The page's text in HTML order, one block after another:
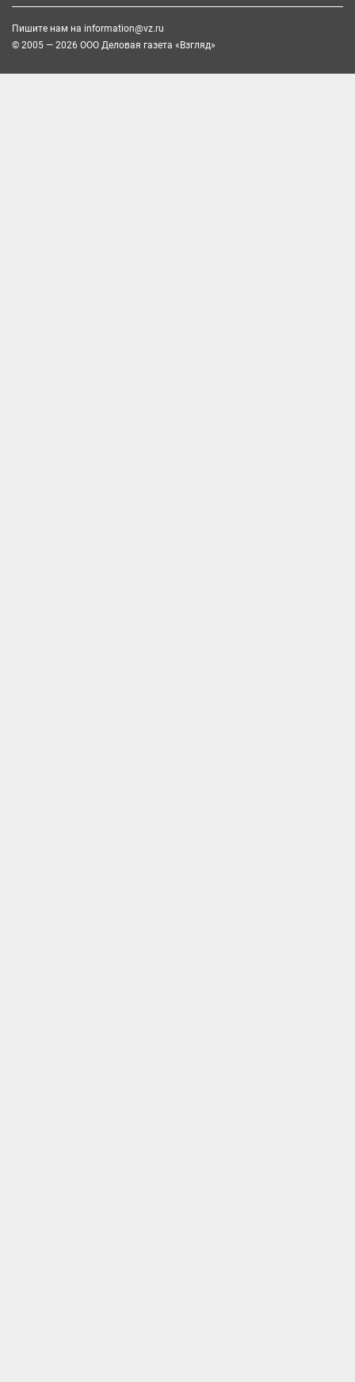
Пишите нам на information@vz.ru
© 2005 — 2026 ООО Деловая газета «Взгляд»